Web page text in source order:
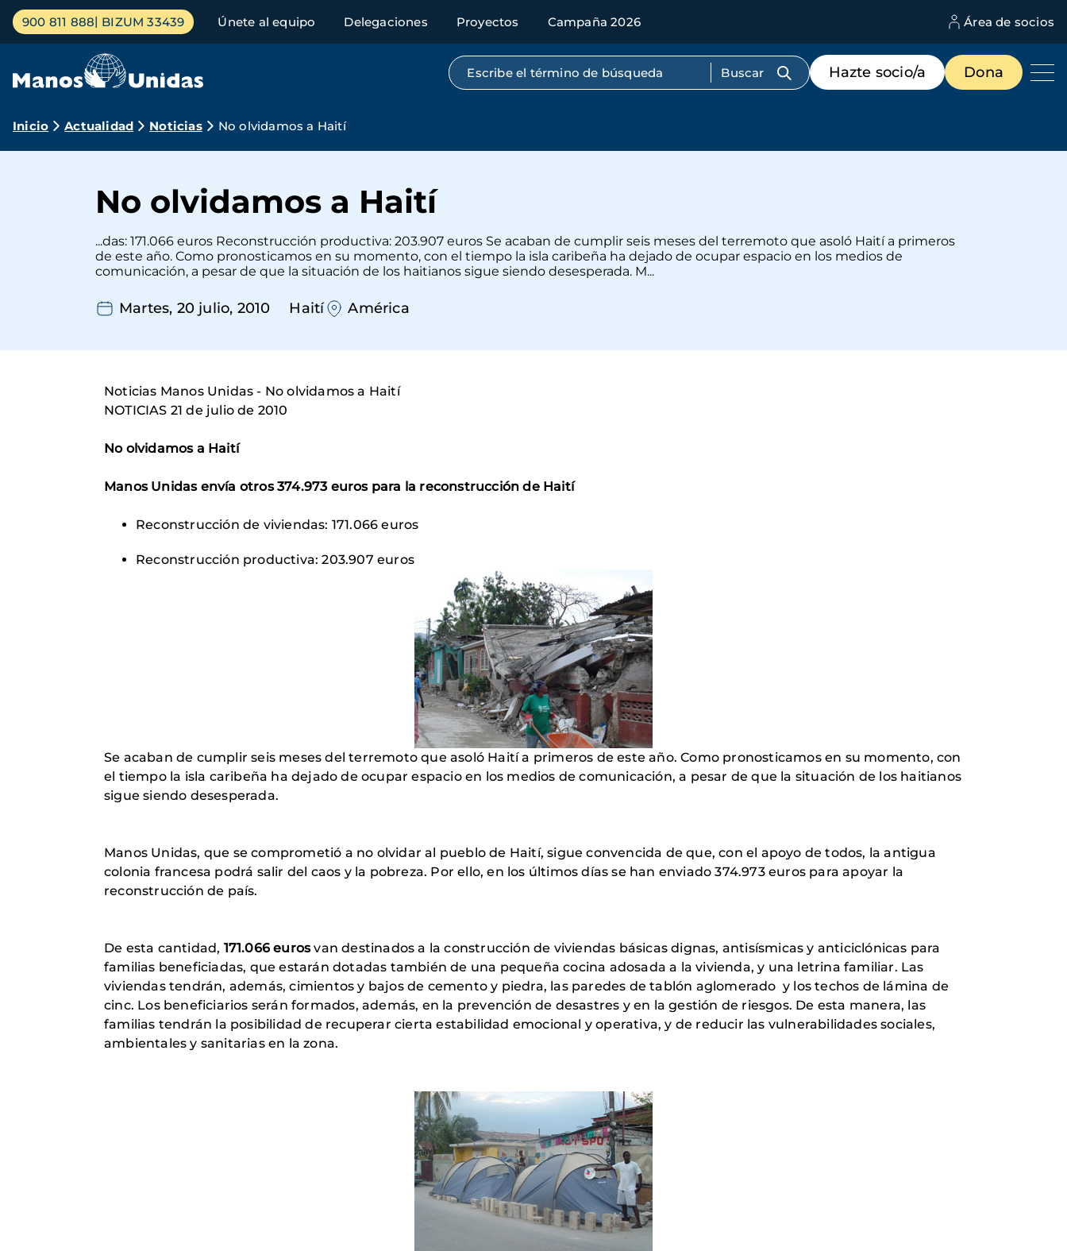
Pasar
contenido
Menú
principal
900 811 888 BIZUM 33439 Únete al equipo Delegaciones Proyectos Campaña 2026 Área de socios
Búsqueda por texto completo
Menú
de
destacados
Hazte socio/a Dona
Ruta
navegación
Inicio Actualidad Noticias No olvidamos a Haití
No olvidamos a Haití
...das: 171.066 euros Reconstrucción productiva: 203.907 euros Se acaban de cumplir seis meses del terremoto que asoló Haití a primeros
de este año. Como pronosticamos en su momento, con el tiempo la isla caribeña ha dejado de ocupar espacio en los medios de
comunicación, a pesar de que la situación de los haitianos sigue siendo desesperada. M...
Martes, 20 julio, 2010 Haití América
Noticias Manos Unidas - No olvidamos a Haití
NOTICIAS 21 de julio de 2010
No olvidamos a Haití
Manos Unidas envía otros 374.973 euros para la reconstrucción de Haití
Reconstrucción de viviendas: 171.066 euros
Reconstrucción productiva: 203.907 euros
Se acaban de cumplir seis meses del terremoto que asoló Haití a primeros de este año. Como pronosticamos en su momento, con
el tiempo la isla caribeña ha dejado de ocupar espacio en los medios de comunicación, a pesar de que la situación de los haitianos
sigue siendo desesperada.
Manos Unidas, que se comprometió a no olvidar al pueblo de Haití, sigue convencida de que, con el apoyo de todos, la antigua
colonia francesa podrá salir del caos y la pobreza. Por ello, en los últimos días se han enviado 374.973 euros para apoyar la
reconstrucción de país.
De esta cantidad, 171.066 eurosvan destinados a la construcción de viviendas básicas dignas, antisísmicas y anticiclónicas para
familias beneficiadas, que estarán dotadas también de una pequeña cocina adosada a la vivienda, y una letrina familiar. Las
viviendas tendrán, además, cimientos y bajos de cemento y piedra, las paredes de tablón aglomerado y los techos de lámina de
cinc. Los beneficiarios serán formados, además, en la prevención de desastres y en la gestión de riesgos. De esta manera, las
familias tendrán la posibilidad de recuperar cierta estabilidad emocional y operativa, y de reducir las vulnerabilidades sociales,
ambientales y sanitarias en la zona.